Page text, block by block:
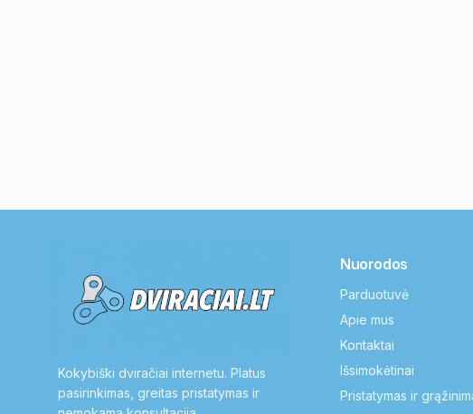
Kokybiški dviračiai internetu. Platus
pasirinkimas, greitas pristatymas ir
Nuorodos
Parduotuvė
Apie mus
Kontaktai
Išsimokėtinai
Pristatymas ir